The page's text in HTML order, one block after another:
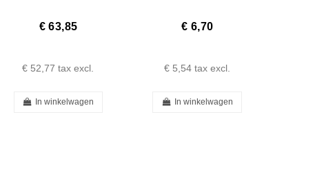
€ 63,85
€ 52,77 tax excl.
In winkelwagen
€ 6,70
€ 5,54 tax excl.
In winkelwagen